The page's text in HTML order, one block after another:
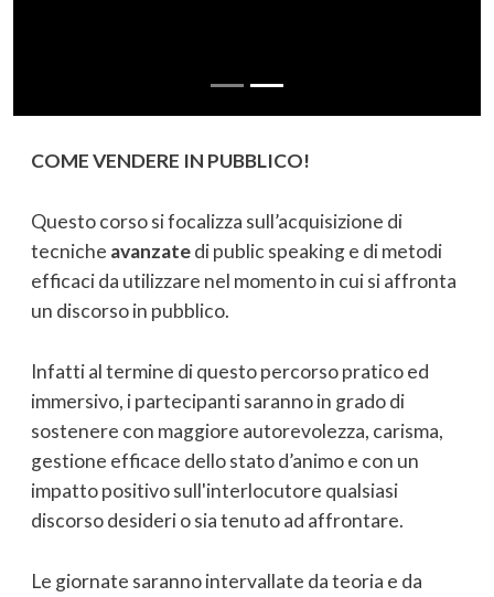
Scopri il nostro metodo
COME VENDERE IN PUBBLICO!
Questo corso si focalizza sull’acquisizione di
tecniche avanzatedi public speaking e di metodi
efficaci da utilizzare nel momento in cui si affronta
un discorso in pubblico.
Infatti al termine di questo percorso pratico ed
immersivo, i partecipanti saranno in grado di
sostenere con maggiore autorevolezza, carisma,
gestione efficace dello stato d’animo e con un
impatto positivo sull'interlocutore qualsiasi
discorso desideri o sia tenuto ad affrontare.
Le giornate saranno intervallate da teoria e da